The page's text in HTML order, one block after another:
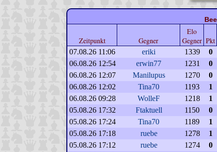
Zeitpunkt Gegner
Elo
Gegner Pkt
07.08.26 11:06 eriki 1339
0
06.08.26 12:54
erwin77 1231
0
06.08.26 12:07
Manilupus 1270
0
06.08.26 12:02
Tina70 1193
1
06.08.26 09:28
WolleF 1218
1
05.08.26 17:32
Ftaktuell 1150
0
05.08.26 17:24
Tina70 1189
1
05.08.26 17:18
ruebe 1278
1
05.08.26 17:12
ruebe 1274
0